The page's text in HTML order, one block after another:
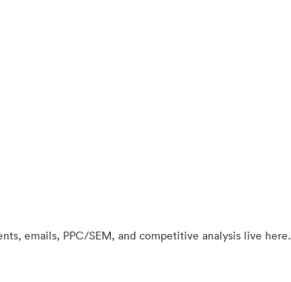
emails, PPC/SEM, and competitive analysis live here.